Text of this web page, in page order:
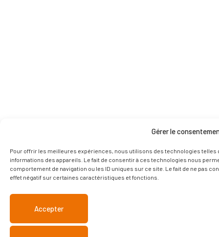
Gérer le
Pour offrir les meilleures expériences, nous utilisons des technologies telles
informations des appareils. Le fait de consentir à ces technologies nous
comportement de navigation ou les ID uniques sur ce site. Le fait de ne pas
effet négatif sur certaines caractéristiques et fonctions.
Accepter